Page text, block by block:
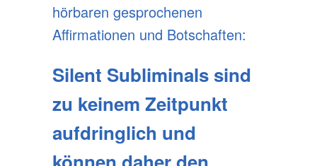
hörbaren gesprochenen
Affirmationen und Botschaften:
Silent Subliminals sind
zu keinem Zeitpunkt
aufdringlich und